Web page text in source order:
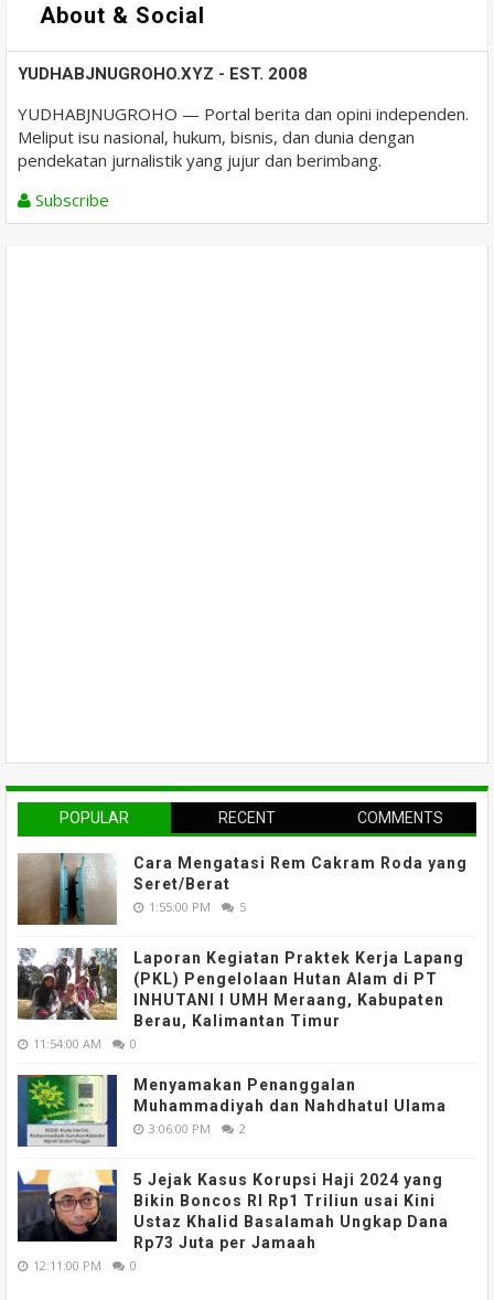
About & Social
YUDHABJNUGROHO.XYZ - EST. 2008
YUDHABJNUGROHO — Portal berita dan opini independen.
Meliput isu nasional, hukum, bisnis, dan dunia dengan
pendekatan jurnalistik yang jujur dan berimbang.
Subscribe
POPULAR RECENT COMMENTS
Cara Mengatasi Rem Cakram Roda yang
Seret/Berat
1:55:00 PM 5
Laporan Kegiatan Praktek Kerja Lapang
(PKL) Pengelolaan Hutan Alam di PT
INHUTANI I UMH Meraang, Kabupaten
Berau, Kalimantan Timur
11:54:00 AM 0
Menyamakan Penanggalan
Muhammadiyah dan Nahdhatul Ulama
3:06:00 PM 2
5 Jejak Kasus Korupsi Haji 2024 yang
Bikin Boncos RI Rp1 Triliun usai Kini
Ustaz Khalid Basalamah Ungkap Dana
Rp73 Juta per Jamaah
12:11:00 PM 0